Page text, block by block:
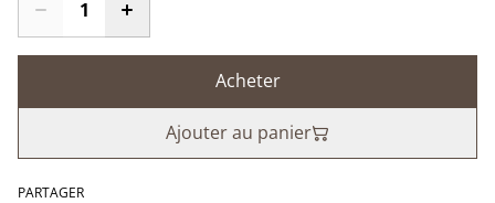
Acheter
Ajouter au panier
PARTAGER